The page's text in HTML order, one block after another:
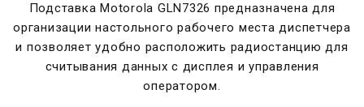
Подставка Motorola GLN7326 предназначена для
организации настольного рабочего места диспетчера
и позволяет удобно расположить радиостанцию для
считывания данных с дисплея и управления
оператором.